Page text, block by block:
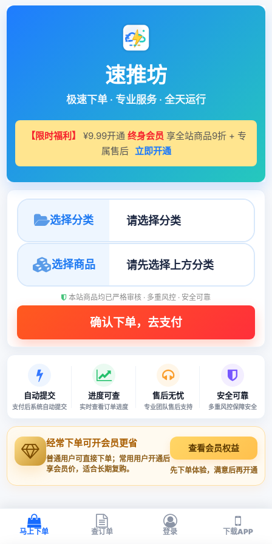
速推坊
极速下单 · 专业服务 · 全天运行
【限时福利】 ¥9.99开通 终身会员 享全站商品9折 + 专
属售后 立即开通
选择分类
选择商品
本站商品均已严格审核 · 多重风控 · 安全可靠
自动提交
支付后系统自动提交
进度可查
实时查看订单进度
售后无忧
专业团队售后支持
安全可靠
多重风控保障安全
经常下单可开会员更省
普通用户可直接下单；常用用户开通后
享会员价，适合长期复购。
查看会员权益
先下单体验，满意后再开通
马上下单 查订单 登录 下载APP